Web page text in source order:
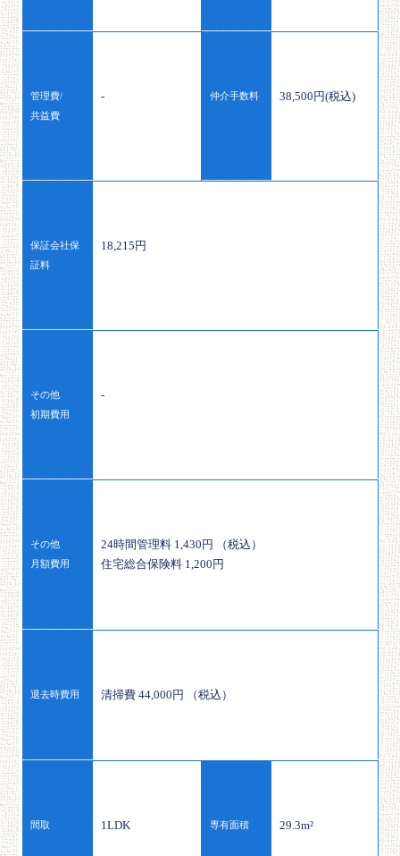
管理費/
共益費
- 仲介手数料 38,500円(税込)
保証会社保
証料
18,215円
その他
初期費用
-
その他
月額費用
24時間管理料 1,430円 （税込）
住宅総合保険料 1,200円
退去時費用 清掃費 44,000円 （税込）
間取 1LDK 専有面積 29.3m²